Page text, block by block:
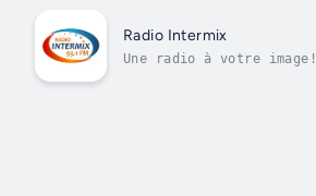
Radio Intermix
Une radio à votre image!